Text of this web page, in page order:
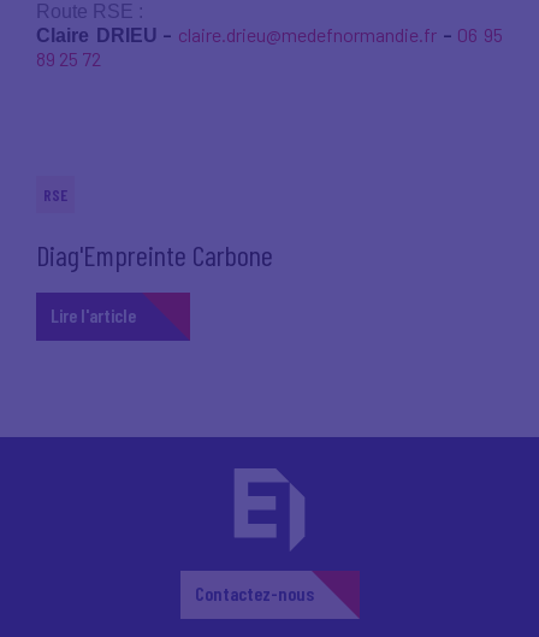
Route RSE :
Claire DRIEU – claire.drieu@medefnormandie.fr – 06 95
89 25 72
RSE
Diag'Empreinte Carbone
Lire l'article
Contactez-nous